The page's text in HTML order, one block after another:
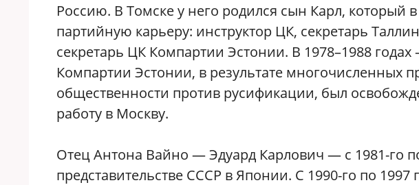
Россию. В Томске у него родился сын Карл, который
партийную карьеру: инструктор ЦК, секретарь
секретарь ЦК Компартии Эстонии. В 1978–1988
Компартии Эстонии, в результате многочисленных
общественности против русификации, был
работу в Москву.
Отец Антона Вайно — Эдуард Карлович — с 1981-го
представительстве СССР в Японии. С 1990-го по